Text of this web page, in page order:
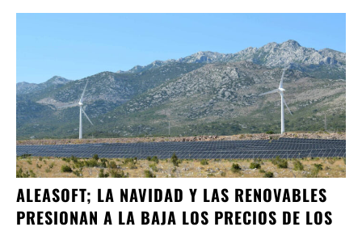
ALEASOFT; LA NAVIDAD Y LAS RENOVABLES
PRESIONAN A LA BAJA LOS PRECIOS DE LOS